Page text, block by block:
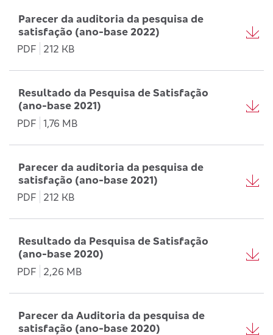
Parecer da auditoria da pesquisa de
satisfação (ano-base 2022)
PDF
212 KB
Resultado da Pesquisa de Satisfação
(ano-base 2021)
PDF 1,76 MB
Parecer da auditoria da pesquisa de
satisfação (ano-base 2021)
PDF
212 KB
Resultado da Pesquisa de Satisfação
(ano-base 2020)
PDF
2,26 MB
Parecer da Auditoria da pesquisa de
satisfação (ano-base 2020)